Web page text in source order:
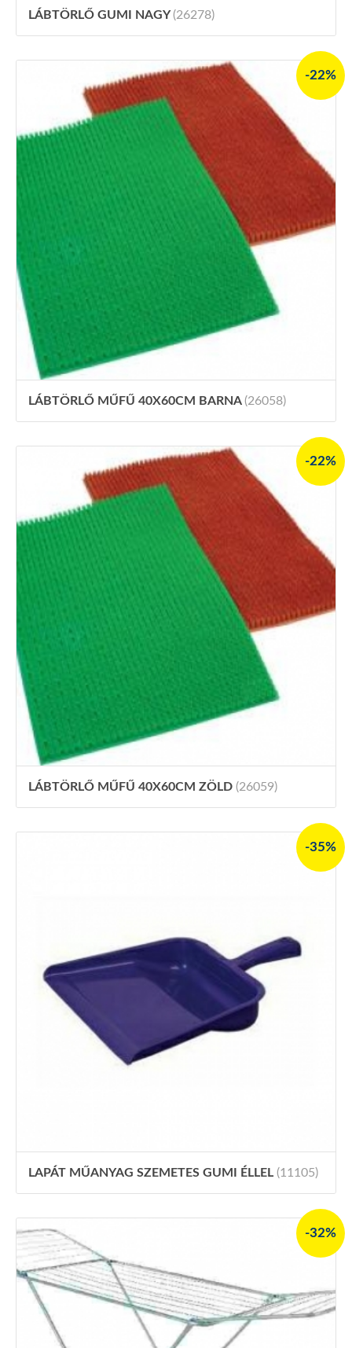
LÁBTÖRLŐ GUMI NAGY(26278)
-22%
LÁBTÖRLŐ MŰFŰ 40X60CM BARNA(26058)
-22%
LÁBTÖRLŐ MŰFŰ 40X60CM ZÖLD (26059)
-35%
LAPÁT MŰANYAG SZEMETES GUMI ÉLLEL (11105)
-32%